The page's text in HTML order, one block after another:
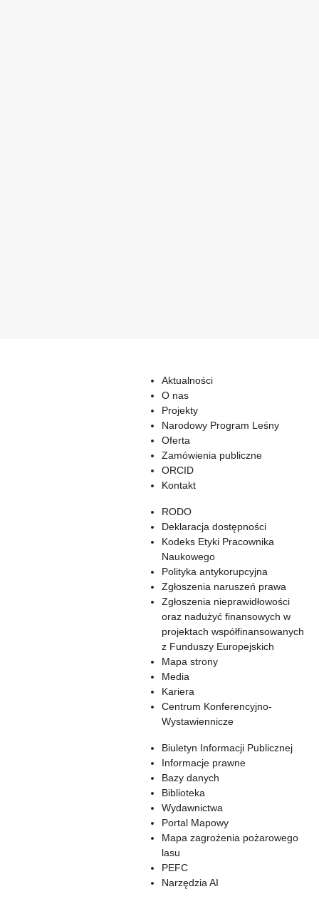
Aktualności
O nas
Projekty
Narodowy Program Leśny
Oferta
Zamówienia publiczne
ORCID
Kontakt
RODO
Deklaracja dostępności
Kodeks Etyki Pracownika
Naukowego
Polityka antykorupcyjna
Zgłoszenia naruszeń prawa
Zgłoszenia nieprawidłowości
oraz nadużyć finansowych w
projektach współfinansowanych
z Funduszy Europejskich
Mapa strony
Media
Kariera
Centrum Konferencyjno-
Wystawiennicze
Biuletyn Informacji Publicznej
Informacje prawne
Bazy danych
Biblioteka
Wydawnictwa
Portal Mapowy
Mapa zagrożenia pożarowego
lasu
PEFC
Narzędzia AI